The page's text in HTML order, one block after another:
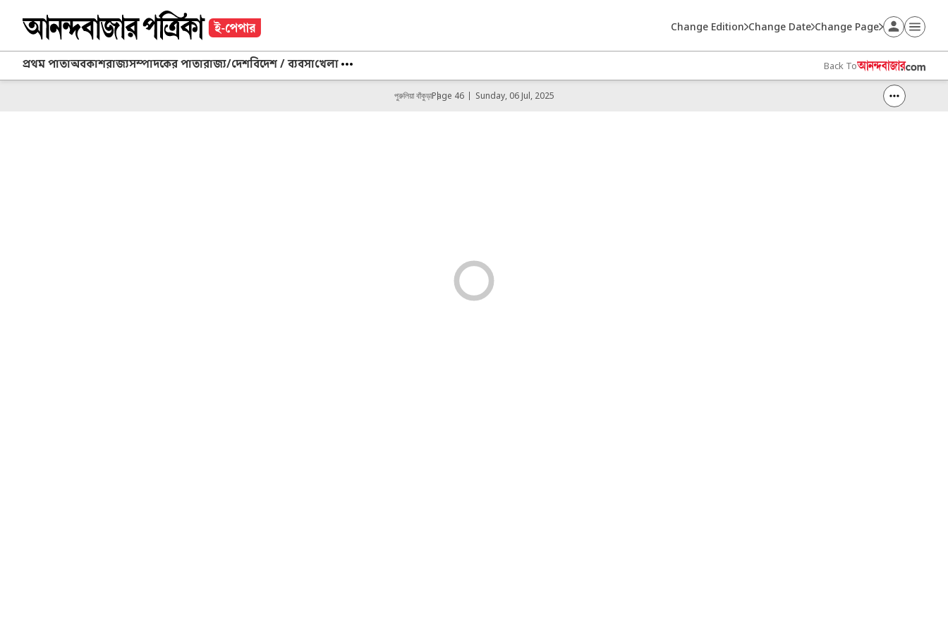
Change Edition Change Date Change Page
প্রথম পাতাঅবকাশরাজ্যসম্পাদকের পাতারাজ্য/দেশবিদেশ / ব্যবসাখেলা Back To
পুরুলিয়া বাঁকুড়াPage 46 Sunday, 06 Jul, 2025